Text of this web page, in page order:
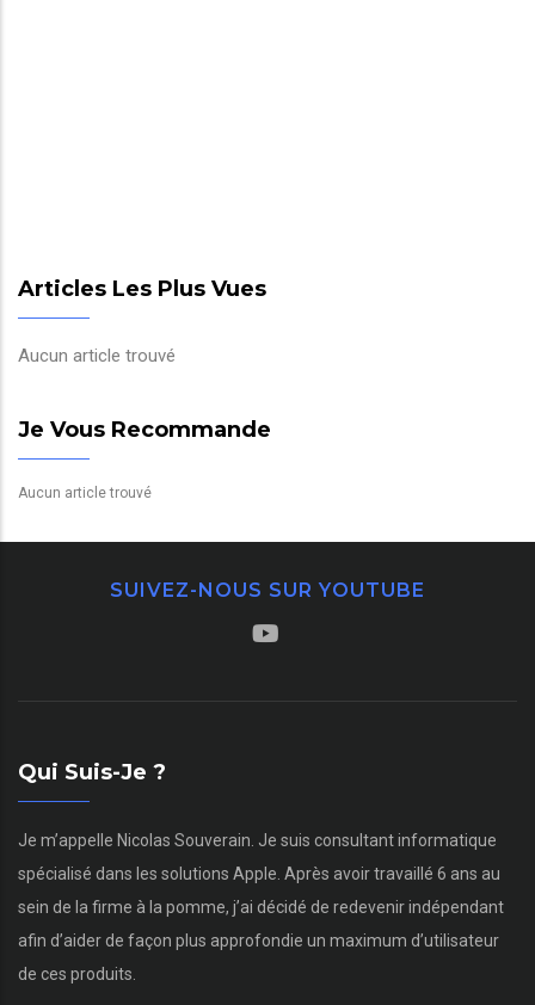
Articles Les Plus Vues
Aucun article trouvé
Je Vous Recommande
Aucun article trouvé
SUIVEZ-NOUS SUR YOUTUBE
Qui Suis-Je ?
Je m’appelle Nicolas Souverain. Je suis consultant informatique
spécialisé dans les solutions Apple. Après avoir travaillé 6 ans au
sein de la firme à la pomme, j’ai décidé de redevenir indépendant
afin d’aider de façon plus approfondie un maximum d’utilisateur
de ces produits.